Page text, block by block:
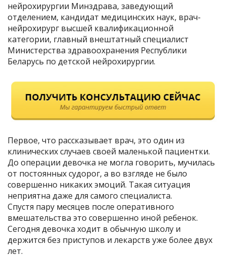
нейрохирургии Минздрава, заведующий
отделением, кандидат медицинских наук, врач-
нейрохирург высшей квалификационной
категории, главный внештатный специалист
Министерства здравоохранения Республики
Беларусь по детской нейрохирургии.
Первое, что рассказывает врач, это один из
клинических случаев своей маленькой пациентки.
До операции девочка не могла говорить, мучилась
от постоянных судорог, а во взгляде не было
совершенно никаких эмоций. Такая ситуация
неприятна даже для самого специалиста.
Спустя пару месяцев после оперативного
вмешательства это совершенно иной ребенок.
Сегодня девочка ходит в обычную школу и
держится без приступов и лекарств уже более двух
лет.